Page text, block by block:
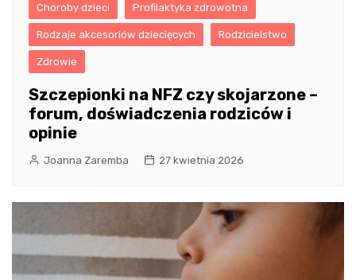
Choroby dzieci Profilaktyka zdrowotna
Rodzaje akcesoriów dziecięcych Rodzicielstwo
Zdrowie
Szczepionki na NFZ czy skojarzone –
forum, doświadczenia rodziców i
opinie
Joanna Zaremba 27 kwietnia 2026